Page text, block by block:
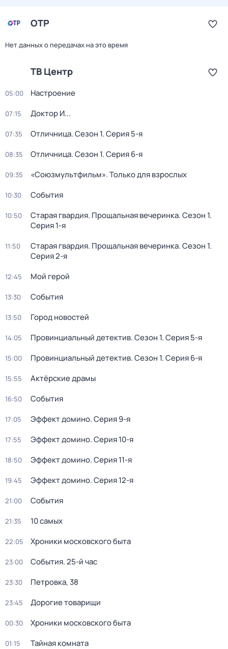
ОТР
Нет данных о передачах на это время
ТВ Центр
05:00 Настроение
07:15 Доктор И...
07:35 Отличница. Сезон 1. Серия 5-я
08:35 Отличница. Сезон 1. Серия 6-я
09:35 «Союзмультфильм». Только для взрослых
10:30 События
10:50 Старая гвардия. Прощальная вечеринка. Сезон 1.
Серия 1-я
11:50 Старая гвардия. Прощальная вечеринка. Сезон 1.
Серия 2-я
12:45 Мой герой
13:30 События
13:50 Город новостей
14:05 Провинциальный детектив. Сезон 1. Серия 5-я
15:00 Провинциальный детектив. Сезон 1. Серия 6-я
15:55 Актёрские драмы
16:50 События
17:05 Эффект домино. Серия 9-я
17:55 Эффект домино. Серия 10-я
18:50 Эффект домино. Серия 11-я
19:45 Эффект домино. Серия 12-я
21:00 События
21:35 10 самых
22:05 Хроники московского быта
23:00 События. 25-й час
23:30 Петровка, 38
23:45 Дорогие товарищи
00:30 Хроники московского быта
01:15 Тайная комната